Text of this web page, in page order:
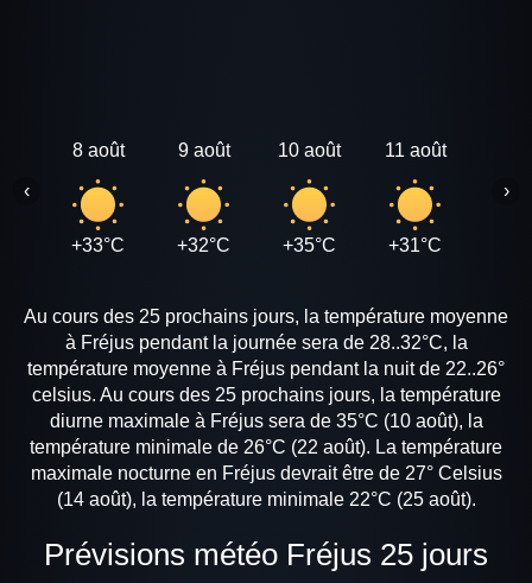
8 août
+33°C
9 août
+32°C
10 août
+35°C
11 août
+31°C
‹ ›
Au cours des 25 prochains jours, la température moyenne
à Fréjus pendant la journée sera de 28..32°C, la
température moyenne à Fréjus pendant la nuit de 22..26°
celsius. Au cours des 25 prochains jours, la température
diurne maximale à Fréjus sera de 35°C (10 août), la
température minimale de 26°C (22 août). La température
maximale nocturne en Fréjus devrait être de 27° Celsius
(14 août), la température minimale 22°C (25 août).
Prévisions météo Fréjus 25 jours